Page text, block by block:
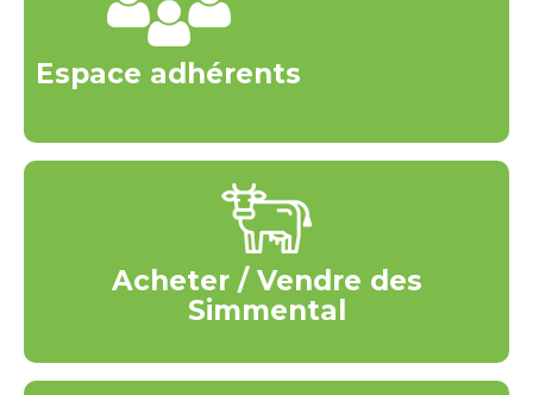
Espace adhérents
Acheter / Vendre des
Simmental